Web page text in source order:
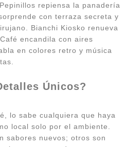
repiensa la panadería
con terraza secreta y
Bianchi Kiosko renueva
encandila con aires
en colores retro y música
Únicos?
lo sabe cualquiera que haya
local solo por el ambiente.
sabores nuevos; otros son